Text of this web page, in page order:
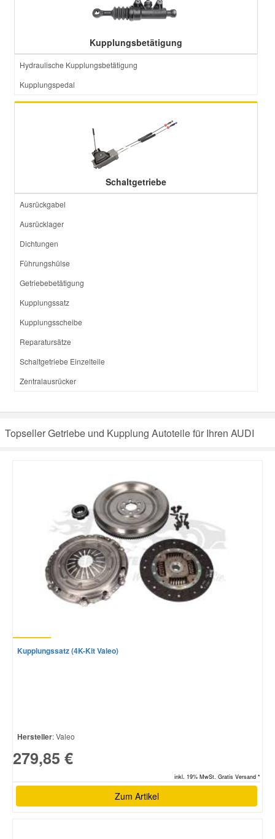
Kupplungsbetätigung
Hydraulische Kupplungsbetätigung
Kupplungspedal
Schaltgetriebe
Ausrückgabel
Ausrücklager
Dichtungen
Führungshülse
Getriebebetätigung
Kupplungssatz
Kupplungsscheibe
Reparatursätze
Schaltgetriebe Einzelteile
Zentralausrücker
Topseller Getriebe und Kupplung Autoteile für Ihren AUDI
Kupplungssatz (4K-Kit Valeo)
Hersteller: Valeo
279,85 €
inkl. 19% MwSt. Gratis Versand *
Zum Artikel